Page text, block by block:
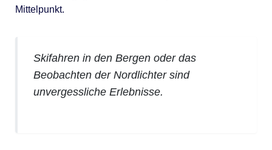
Mittelpunkt.
Skifahren in den Bergen oder das
Beobachten der Nordlichter sind
unvergessliche Erlebnisse.